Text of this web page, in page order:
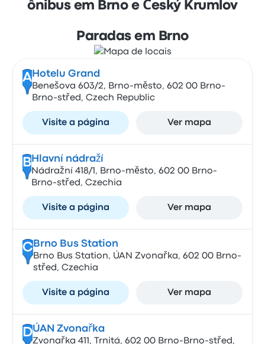
ônibus em Brno e Český Krumlov
Paradas em Brno
A Hotelu Grand
Benešova 603/2, Brno-město, 602 00 Brno-
Brno-střed, Czech Republic
Visite a página Ver mapa
B Hlavní nádraží
Nádražní 418/1, Brno-město, 602 00 Brno-
Brno-střed, Czechia
Visite a página Ver mapa
CBrno Bus Station
Brno Bus Station, ÚAN Zvonařka, 602 00 Brno-
střed, Czechia
Visite a página Ver mapa
DÚAN Zvonařka
Zvonařka 411, Trnitá, 602 00 Brno-Brno-střed,